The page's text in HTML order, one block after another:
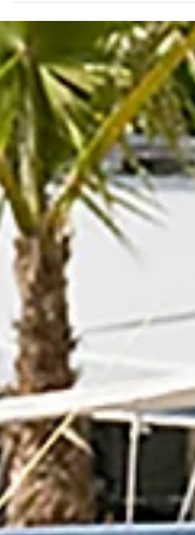
bajo el estándar IEC 309 utilizan lo que se
conoce como “referencias horarias” para definir
la posición del contacto de tierra . Estas
referencias horarias no son meros detalles
estéticos, sirven para evitar conexiones
entre equipos con diferentes tensiones,
corrientes o configuraciones, incrementando la
seguridad y la compatibilidad. Una toma o
clavija IEC 309 referenci